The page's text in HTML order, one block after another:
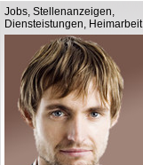
Jobs, Stellenanzeigen,
Diensteistungen, Heimarbeit